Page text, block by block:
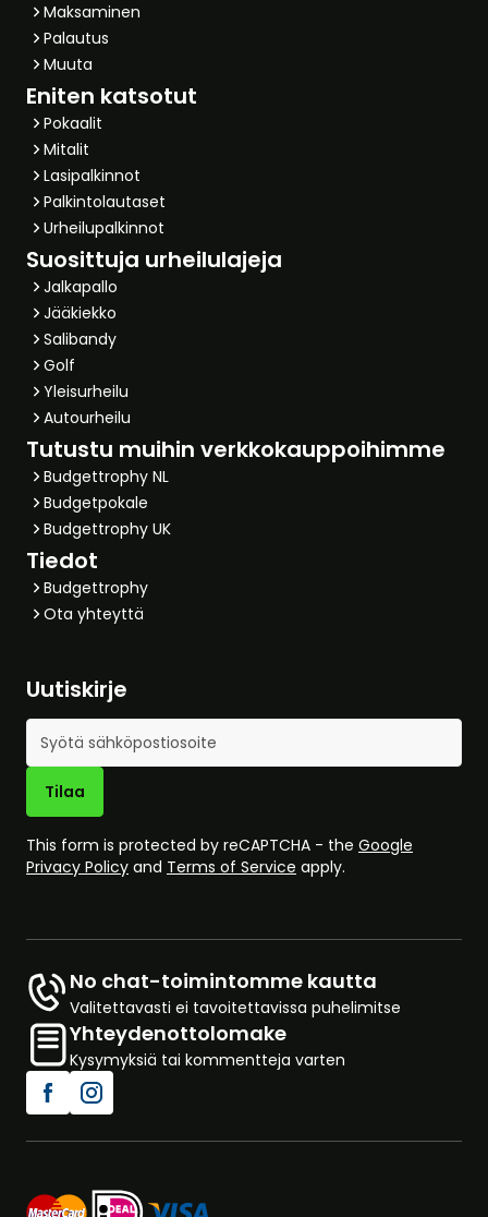
Maksaminen
Palautus
Muuta
Eniten katsotut
Pokaalit
Mitalit
Lasipalkinnot
Palkintolautaset
Urheilupalkinnot
Suosittuja urheilulajeja
Jalkapallo
Jääkiekko
Salibandy
Golf
Yleisurheilu
Autourheilu
Tutustu muihin verkkokauppoihimme
Budgettrophy NL
Budgetpokale
Budgettrophy UK
Tiedot
Budgettrophy
Ota yhteyttä
Uutiskirje
Sähköpostiosoite
Tilaa
This form is protected by reCAPTCHA - the Google
Privacy Policy and Terms of Service apply.
No chat-toimintomme kautta
Valitettavasti ei tavoitettavissa puhelimitse
Yhteydenottolomake
Kysymyksiä tai kommentteja varten